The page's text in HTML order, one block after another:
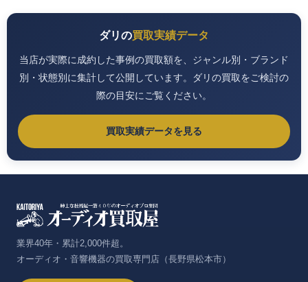
ダリの買取実績データ
当店が実際に成約した事例の買取額を、ジャンル別・ブランド
別・状態別に集計して公開しています。ダリの買取をご検討の
際の目安にご覧ください。
買取実績データを見る
業界40年・累計2,000件超。
オーディオ・音響機器の買取専門店（長野県松本市）